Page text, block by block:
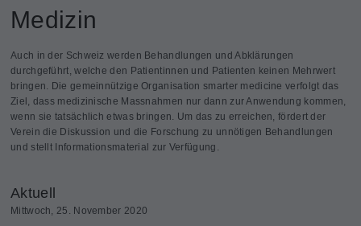
Medizin
Auch in der Schweiz werden Behandlungen und Abklärungen
durchgeführt, welche den Patientinnen und Patienten keinen Mehrwert
bringen. Die gemeinnützige Organisation smarter medicine verfolgt das
Ziel, dass medizinische Massnahmen nur dann zur Anwendung kommen,
wenn sie tatsächlich etwas bringen. Um das zu erreichen, fördert der
Verein die Diskussion und die Forschung zu unnötigen Behandlungen
und stellt Informationsmaterial zur Verfügung.
Aktuell
Mittwoch, 25. November 2020